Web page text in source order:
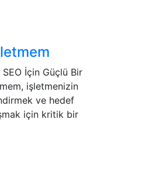
İçin Güçlü Bir
işletmenizin
ve hedef
için kritik bir